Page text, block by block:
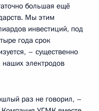
большая ещё
Мы этим
инвестиций, под
года срок
– существенно
электродов
раз не говорил, –